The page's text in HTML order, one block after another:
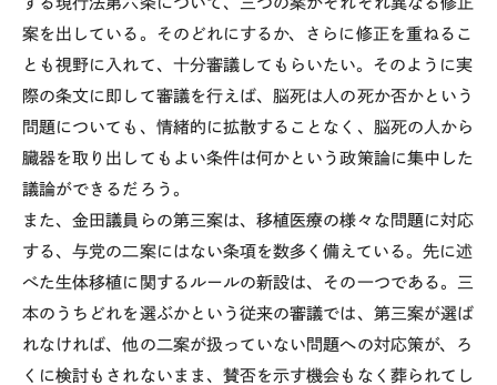
案を出している。そのどれにするか、さらに修正を重ねるこ
とも視野に入れて、十分審議してもらいたい。そのように実
際の条文に即して審議を行えば、脳死は人の死か否かという
問題についても、情緒的に拡散することなく、脳死の人から
臓器を取り出してもよい条件は何かという政策論に集中した
議論ができるだろう。
また、金田議員らの第三案は、移植医療の様々な問題に対応
する、与党の二案にはない条項を数多く備えている。先に述
べた生体移植に関するルールの新設は、その一つである。三
本のうちどれを選ぶかという従来の審議では、第三案が選ば
れなければ、他の二案が扱っていない問題への対応策が、ろ
くに検討もされないまま、賛否を示す機会もなく葬られてし